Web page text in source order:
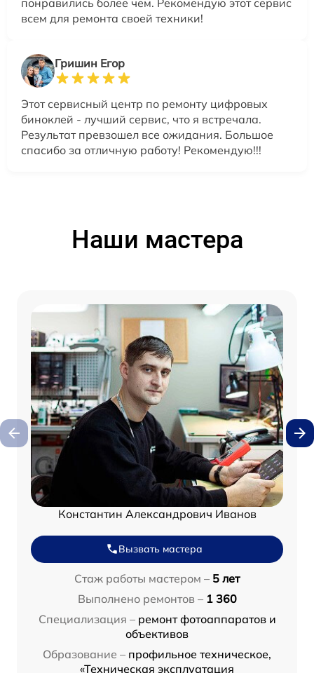
понравились более чем. Рекомендую этот сервис
всем для ремонта своей техники!
Гришин Егор
Этот сервисный центр по ремонту цифровых
биноклей - лучший сервис, что я встречала.
Результат превзошел все ожидания. Большое
спасибо за отличную работу! Рекомендую!!!
Наши мастера
Константин Александрович Иванов
Вызвать мастера
Стаж работы мастером – 5 лет
Выполнено ремонтов – 1 360
Специализация – ремонт фотоаппаратов и
объективов
Образование – профильное техническое,
«Техническая эксплуатация